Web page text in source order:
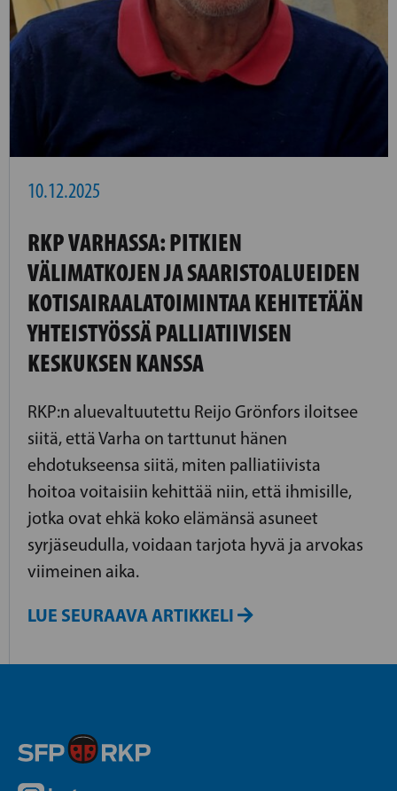
10.12.2025
RKP VARHASSA: PITKIEN
VÄLIMATKOJEN JA SAARISTOALUEIDEN
KOTISAIRAALATOIMINTAA KEHITETÄÄN
YHTEISTYÖSSÄ PALLIATIIVISEN
KESKUKSEN KANSSA
RKP:n aluevaltuutettu Reijo Grönfors iloitsee
siitä, että Varha on tarttunut hänen
ehdotukseensa siitä, miten palliatiivista
hoitoa voitaisiin kehittää niin, että ihmisille,
jotka ovat ehkä koko elämänsä asuneet
syrjäseudulla, voidaan tarjota hyvä ja arvokas
viimeinen aika.
LUE SEURAAVA ARTIKKELI